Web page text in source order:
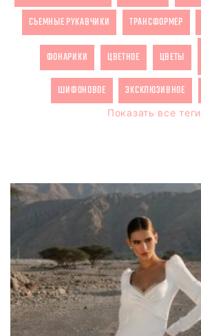
СЪЕМНЫЕ РУКАВЧИКИ ТРАНСФОРМЕР
ФОНАРИКИ ЦВЕТНОЕ ЦВЕТЫ
ШИФОНОВОЕ ЭКСКЛЮЗИВНОЕ
Показать все теги